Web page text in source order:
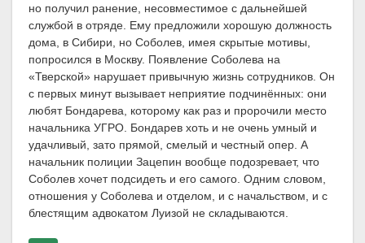
но получил ранение, несовместимое с дальнейшей
службой в отряде. Ему предложили хорошую должность
дома, в Сибири, но Соболев, имея скрытые мотивы,
попросился в Москву. Появление Соболева на
«Тверской» нарушает привычную жизнь сотрудников. Он
с первых минут вызывает неприятие подчинённых: они
любят Бондарева, которому как раз и пророчили место
начальника УГРО. Бондарев хоть и не очень умный и
удачливый, зато прямой, смелый и честный опер. А
начальник полиции Зацепин вообще подозревает, что
Соболев хочет подсидеть и его самого. Одним словом,
отношения у Соболева и отделом, и с начальством, и с
блестящим адвокатом Луизой не складываются.